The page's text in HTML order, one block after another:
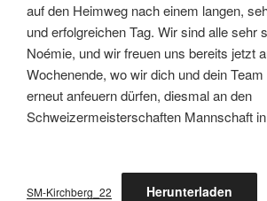
auf den Heimweg nach einem langen,
und erfolgreichen Tag. Wir sind alle sehr
Noémie, und wir freuen uns bereits jetzt
Wochenende, wo wir dich und dein
erneut anfeuern dürfen, diesmal an den
Schweizermeisterschaften Mannschaft
SM-Kirchberg_22 Herunterladen